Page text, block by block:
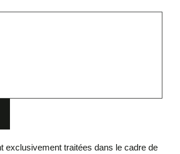
exclusivement traitées dans le cadre de